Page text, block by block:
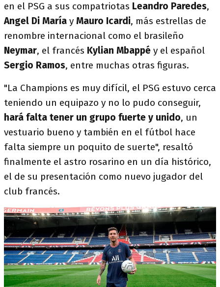
en el PSG a sus compatriotas Leandro Paredes,
Angel Di María y Mauro Icardi, más estrellas de
renombre internacional como el brasileño
Neymar, el francés Kylian Mbappé y el español
Sergio Ramos, entre muchas otras figuras.
"La Champions es muy difícil, el PSG estuvo cerca
teniendo un equipazo y no lo pudo conseguir,
hará falta tener un grupo fuerte y unido, un
vestuario bueno y también en el fútbol hace
falta siempre un poquito de suerte", resaltó
finalmente el astro rosarino en un día histórico,
el de su presentación como nuevo jugador del
club francés.